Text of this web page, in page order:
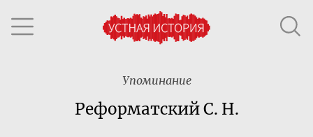
Упоминание
Реформатский С. Н.